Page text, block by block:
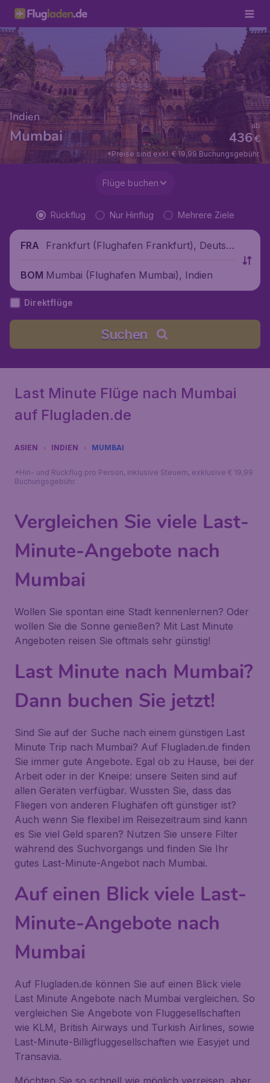
Indien
Mumbai €
436
ab
*Preise sind exkl. € 19,99 Buchungsgebühr.
Flüge buchen
Rückflug Nur Hinflug Mehrere Ziele
FRA
Frankfurt (Flughafen Frankfurt), Deutsc
BOM Mumbai (Flughafen Mumbai), Indien
Direktflüge
Suchen
Last Minute Flüge nach Mumbai
auf Flugladen.de
ASIEN INDIEN MUMBAI
*Hin- und Rückflug pro Person, inklusive Steuern, exklusive € 19,99
Buchungsgebühr.
Vergleichen Sie viele Last-
Minute-Angebote nach
Mumbai
Wollen Sie spontan eine Stadt kennenlernen? Oder
wollen Sie die Sonne genießen? Mit Last Minute
Angeboten reisen Sie oftmals sehr günstig!
Last Minute nach Mumbai?
Dann buchen Sie jetzt!
Sind Sie auf der Suche nach einem günstigen Last
Minute Trip nach Mumbai? Auf Flugladen.de finden
Sie immer gute Angebote. Egal ob zu Hause, bei der
Arbeit oder in der Kneipe: unsere Seiten sind auf
allen Geräten verfügbar. Wussten Sie, dass das
Fliegen von anderen Flughäfen oft günstiger ist?
Auch wenn Sie flexibel im Reisezeitraum sind kann
es Sie viel Geld sparen? Nutzen Sie unsere Filter
während des Suchvorgangs und finden Sie Ihr
gutes Last-Minute-Angebot nach Mumbai.
Auf einen Blick viele Last-
Minute-Angebote nach
Mumbai
Auf Flugladen.de können Sie auf einen Blick viele
Last Minute Angebote nach Mumbai vergleichen. So
vergleichen Sie Angebote von Fluggesellschaften
wie KLM, British Airways und Turkish Airlines, sowie
Last-Minute-Billigfluggesellschaften wie Easyjet und
Transavia.
Möchten Sie so schnell wie möglich verreisen, aber